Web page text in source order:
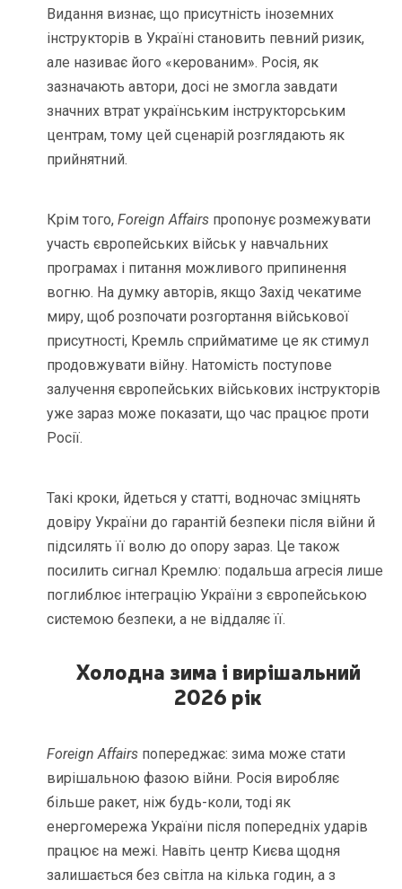
Видання визнає, що присутність іноземних
інструкторів в Україні становить певний ризик,
але називає його «керованим». Росія, як
зазначають автори, досі не змогла завдати
значних втрат українським інструкторським
центрам, тому цей сценарій розглядають як
прийнятний.
Крім того,Foreign Affairs пропонує розмежувати
участь європейських військ у навчальних
програмах і питання можливого припинення
вогню. На думку авторів, якщо Захід чекатиме
миру, щоб розпочати розгортання військової
присутності, Кремль сприйматиме це як стимул
продовжувати війну. Натомість поступове
залучення європейських військових інструкторів
уже зараз може показати, що час працює проти
Росії.
Такі кроки, йдеться у статті, водночас зміцнять
довіру України до гарантій безпеки після війни й
підсилять її волю до опору зараз. Це також
посилить сигнал Кремлю: подальша агресія лише
поглиблює інтеграцію України з європейською
системою безпеки, а не віддаляє її.
Холодна зима і вирішальний
2026 рік
Foreign Affairs попереджає: зима може стати
вирішальною фазою війни. Росія виробляє
більше ракет, ніж будь-коли, тоді як
енергомережа України після попередніх ударів
працює на межі. Навіть центр Києва щодня
залишається без світла на кілька годин, а з